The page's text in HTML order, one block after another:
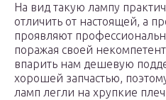
На вид такую лампу
отличить от настоящей, а
проявляют
поражая своей
впарить нам дешевую
хорошей запчастью,
ламп легли на хрупкие